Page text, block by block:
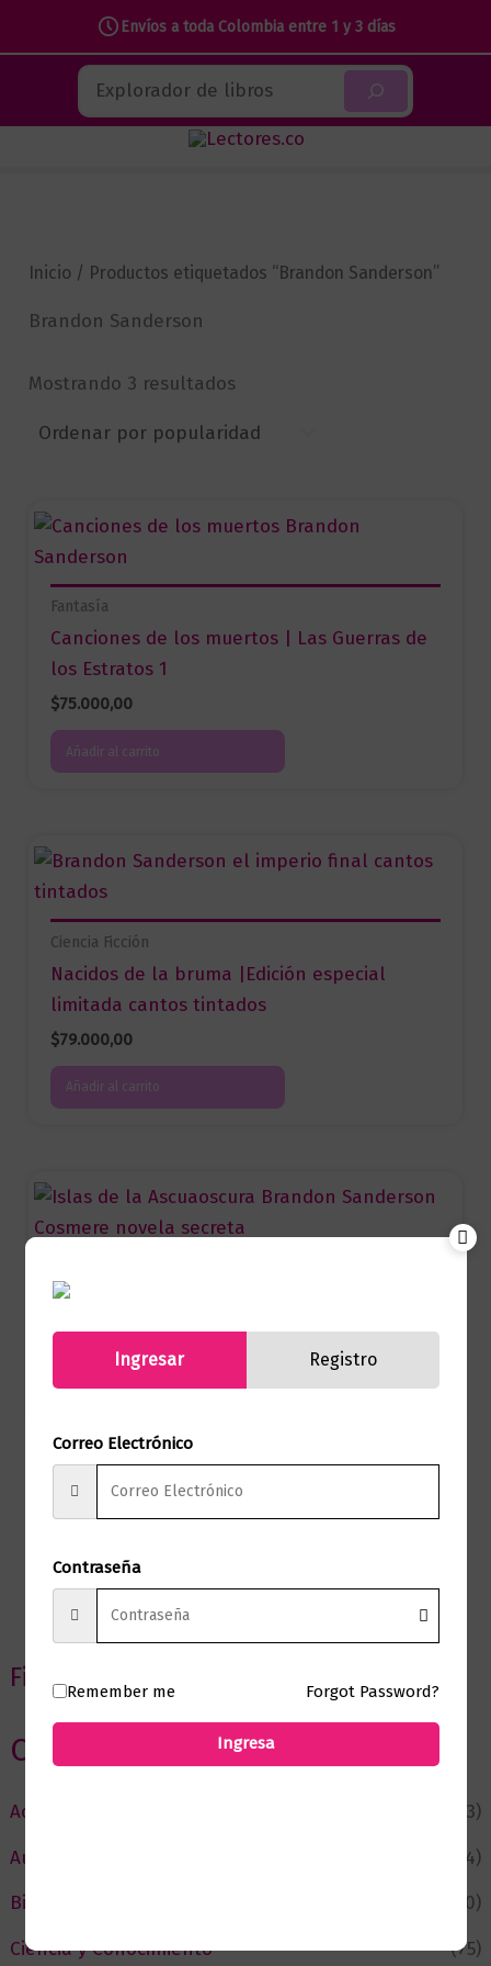
Envíos a toda Colombia entre 1 y 3 días
contenido
Buscar
Filtrar por precio
Categorias
Actualidad
(53)
Autor del Mes
(4)
Bienestar
(230)
Ciencia y Conocimiento
(75)
Inicio / Productos etiquetados “Brandon Sanderson”
Brandon Sanderson
Mostrando 3 resultadosSorted
Fantasía
Canciones de los muertos | Las Guerras de
los Estratos 1
$75.000,00
Añadir al carrito
Ciencia Ficción
Nacidos de la bruma |Edición especial
limitada cantos tintados
$79.000,00
Añadir al carrito
Fantasía
Añadir al carrito
Ingresar Registro
Correo Electrónico
Contraseña
Remember me Forgot Password?
Ingresa